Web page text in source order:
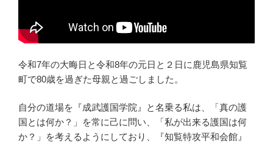
令和7年の大晦日と令和8年の元日と２日に鹿児島県知覧
町で80歳を過ぎた母親と過ごしました。
自分の道場を『成武護国学院』と名乗る私は、「真の護
国とは何か？」を常に己に問い、「私が出来る護国は何
か？」を考えるようにしており、『知覧特攻平和会館』